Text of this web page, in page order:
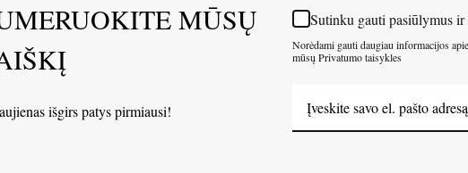
MŪSŲ
išgirs patys pirmiausi!
Sutinku gauti pasiūlymus ir
Norėdami gauti daugiau informacijos
mūsų Privatumo taisykles